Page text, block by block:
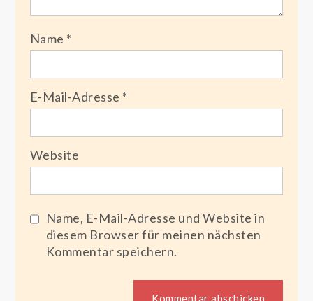
Name *
E-Mail-Adresse *
Website
Name, E-Mail-Adresse und Website in
diesem Browser für meinen nächsten
Kommentar speichern.